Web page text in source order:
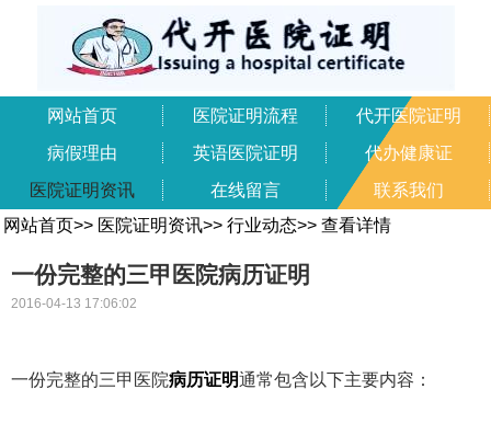
网站首页 医院证明流程
代开医院证明
病假理由
英语医院证明
代办健康证
医院证明资讯
在线留言
联系我们
网站首页>> 医院证明资讯>> 行业动态>> 查看详情
一份完整的三甲医院病历证明
2016-04-13 17:06:02
一份完整的三甲医院病历证明通常包含以下主要内容：